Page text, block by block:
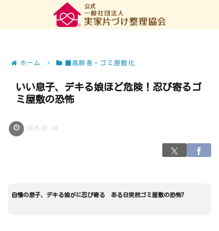
ホーム ■高齢者・ゴミ屋敷化
いい息子、デキる娘ほど危険！忍び寄るゴ
ミ屋敷の恐怖
2015.02.10
自慢の息子、デキる娘がに忍び寄る ある日突然ゴミ屋敷の恐怖?